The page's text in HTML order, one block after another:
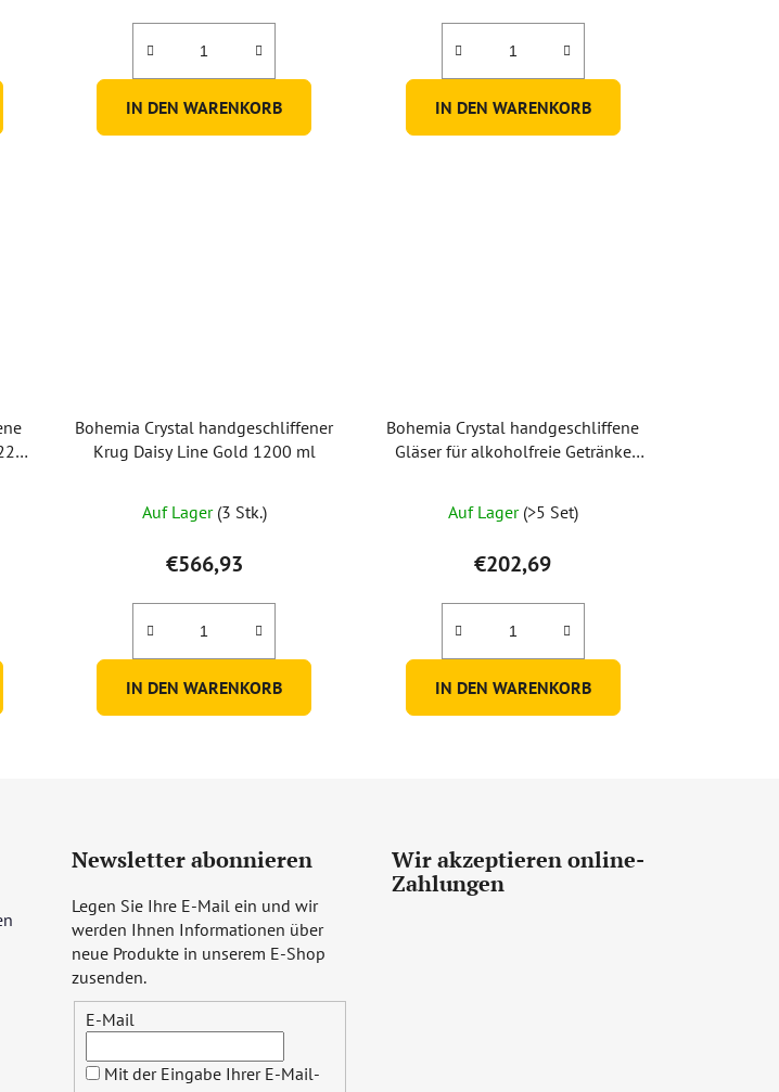
IN DEN WARENKORB IN DEN WARENKORB
Bohemia Crystal handgeschliffener
Krug Daisy Line Gold 1200 ml
Auf Lager (3 Stk.)
€566,93
IN DEN WARENKORB
Bohemia Crystal handgeschliffene
Gläser für alkoholfreie Getränke
Auf Lager (>5 Set)
€202,69
IN DEN WARENKORB
Newsletter abonnieren
Legen Sie Ihre E-Mail ein und wir
werden Ihnen Informationen über
neue Produkte in unserem E-Shop
zusenden.
E-Mail
Mit der Eingabe Ihrer E-Mail-
Wir akzeptieren online-
Zahlungen